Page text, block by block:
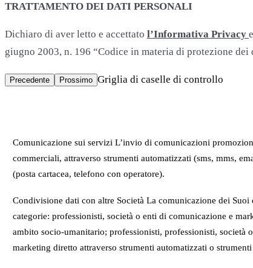
TRATTAMENTO DEI DATI PERSONALI
Dichiaro di aver letto e accettato l’Informativa Privacy
giugno 2003, n. 196 “Codice in materia di protezione
Precedente Prossimo Griglia di caselle di controllo
Comunicazione sui servizi L’invio di comunicazioni
commerciali, attraverso strumenti automatizzati (sms, mms,
(posta cartacea, telefono con operatore).
Condivisione dati con altre Società La comunicazione dei
categorie: professionisti, società o enti di comunicazione e
ambito socio-umanitario; professionisti, professionisti,
marketing diretto attraverso strumenti automatizzati o